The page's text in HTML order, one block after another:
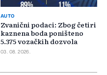
AUTO
Zvanični podaci: Zbog četiri
kaznena boda poništeno
5.375 vozačkih dozvola
03. 08. 2026.